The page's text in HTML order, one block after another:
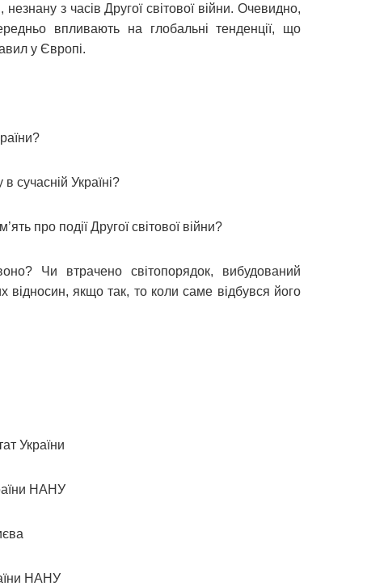
з часів Другої світової війни. Очевидно,
впливають на глобальні тенденції, що
у Європі.
сучасній Україні?
про події Другої світової війни?
Чи втрачено світопорядок, вибудований
якщо так, то коли саме відбувся його
України
НАНУ
НАНУ